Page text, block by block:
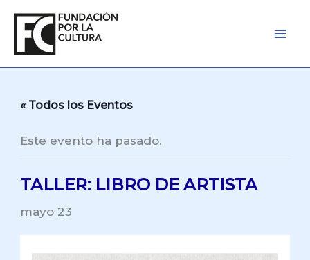
contenido
« Todos los Eventos
Este evento ha pasado.
TALLER: LIBRO DE ARTISTA
mayo 23